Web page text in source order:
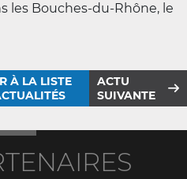
les Bouches-du-Rhône, le
À LA LISTE
ACTU
SUIVANTE